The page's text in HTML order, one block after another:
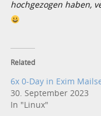
hochgezogen haben,
Related
6x 0-Day in Exim
30. September 2023
In "Linux"